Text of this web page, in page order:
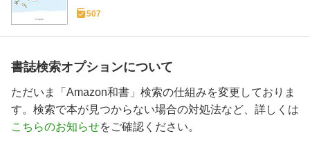
507
書誌検索オプションについて
ただいま「Amazon和書」検索の仕組みを変更しておりま
す。検索で本が見つからない場合の対処法など、詳しくは
こちらのお知らせをご確認ください。